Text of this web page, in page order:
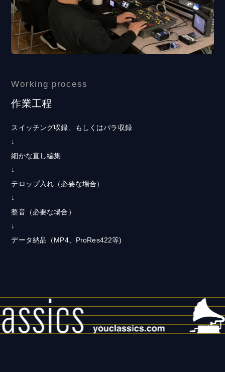
Working process
作業工程
スイッチング収録、もしくはパラ収録
↓
細かな直し編集
↓
テロップ入れ（必要な場合）
↓
整音（必要な場合）
↓
データ納品（MP4、ProRes422等)